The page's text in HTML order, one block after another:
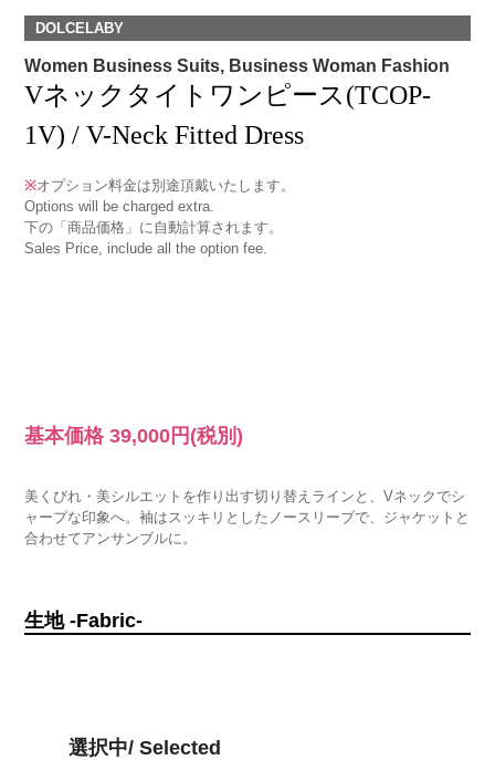
DOLCELABY
Women Business Suits, Business Woman Fashion
Vネックタイトワンピース(TCOP-
1V) / V-Neck Fitted Dress
※オプション料金は別途頂戴いたします。
Options will be charged extra.
下の「商品価格」に自動計算されます。
Sales Price, include all the option fee.
基本価格39,000円 (税別)
美くびれ・美シルエットを作り出す切り替えラインと、Vネックでシ
ャープな印象へ。袖はスッキリとしたノースリーブで、ジャケットと
合わせてアンサンブルに。
生地 -Fabric-
選択中/ Selected